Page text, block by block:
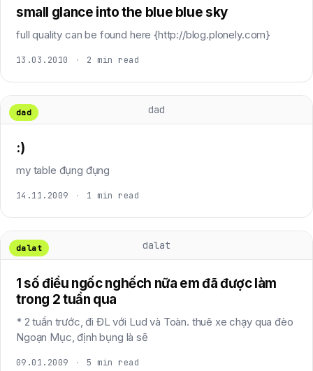
small glance into the blue blue sky
full quality can be found here {http://blog.plonely.com}
13.03.2010 · 2 min read
dad
dad
:)
my table đụng đụng
14.11.2009 · 1 min read
dalat
dalat
1 số điều ngốc nghếch nữa em đã được làm
trong 2 tuần qua
* 2 tuần trước, đi ĐL với Lud và Toàn. thuê xe chạy qua đèo
Ngoạn Mục, định bụng là sẽ
09.01.2009 · 5 min read